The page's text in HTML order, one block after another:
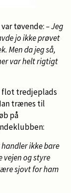
tøvende:– Jeg
jo ikke prøvet
Men da jeg så,
var helt rigtigt
flot tredjeplads
trænes til
på
ikke bare
vejen og styre
sjovt for ham